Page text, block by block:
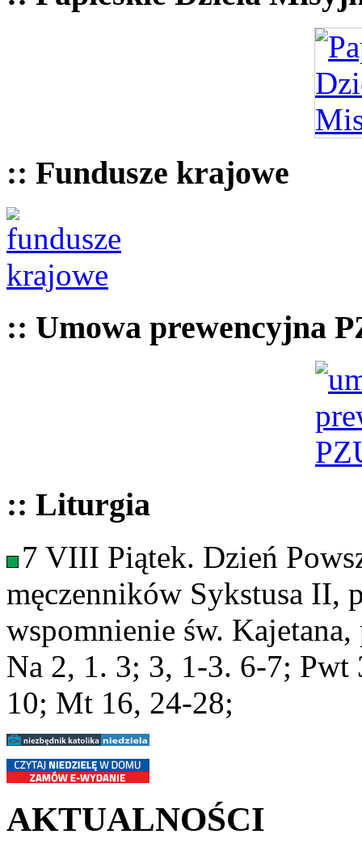
:: Fundusze krajowe
:: Umowa prewencyjna
:: Liturgia
7 VIII Piątek. Dzień
męczenników Sykstusa II,
wspomnienie św. Kajetana,
Na 2, 1. 3; 3, 1-3. 6-7;
10; Mt 16, 24-28;
AKTUALNOŚCI